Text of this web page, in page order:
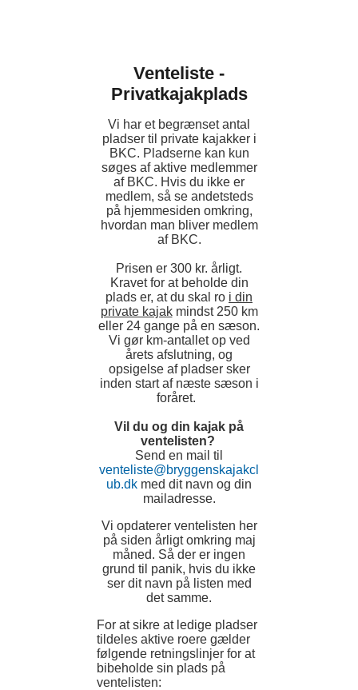
Venteliste -
Privatkajakplads
Vi har et begrænset antal
pladser til private kajakker i
BKC. Pladserne kan kun
søges af aktive medlemmer
af BKC. Hvis du ikke er
medlem, så se andetsteds
på hjemmesiden omkring,
hvordan man bliver medlem
af BKC.
Prisen er 300 kr. årligt.
Kravet for at beholde din
plads er, at du skal ro i din
private kajakmindst 250 km
eller 24 gange på en sæson.
Vi gør km-antallet op ved
årets afslutning, og
opsigelse af pladser sker
inden start af næste sæson i
foråret.
Vil du og din kajak på
ventelisten?
Send en mail til
venteliste@bryggenskajakcl
ub.dk med dit navn og din
mailadresse.
Vi opdaterer ventelisten her
på siden årligt omkring maj
måned. Så der er ingen
grund til panik, hvis du ikke
ser dit navn på listen med
det samme.
For at sikre at ledige pladser
tildeles aktive roere gælder
følgende retningslinjer for at
bibeholde sin plads på
ventelisten: